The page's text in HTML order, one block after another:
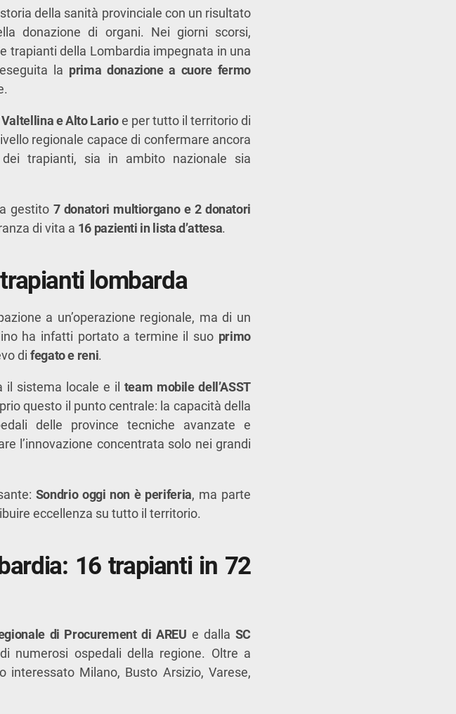
della sanità provinciale con un risultato
donazione di organi. Nei giorni scorsi,
trapianti della Lombardia impegnata in una
la prima donazione a cuore fermo
Valtellina e Alto Larioe per tutto il territorio di
regionale capace di confermare ancora
trapianti, sia in ambito nazionale sia
gestito 7 donatori multiorgano e 2 donatori
di vita a 16 pazienti in lista d’attesa.
lombarda
a un’operazione regionale, ma di un
ha infatti portato a termine il suo primo
di fegato e reni.
il sistema locale e il team mobile dell’ASST
questo il punto centrale: la capacità della
delle province tecniche avanzate e
l’innovazione concentrata solo nei grandi
Sondrio oggi non è periferia, ma parte
eccellenza su tutto il territorio.
16 trapianti in 72
di Procurement di AREU e dalla SC
numerosi ospedali della regione. Oltre a
interessato Milano, Busto Arsizio, Varese,